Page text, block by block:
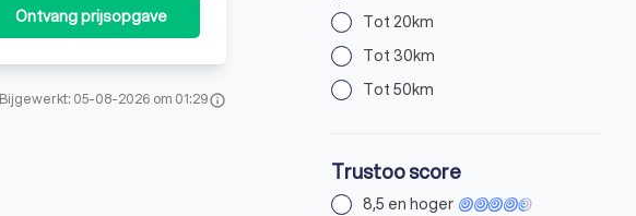
Ontvang prijsopgave
Bijgewerkt: 05-08-2026 om 01:29info
Tot 20km
Tot 30km
Tot 50km
Trustoo score
8,5 en hoger